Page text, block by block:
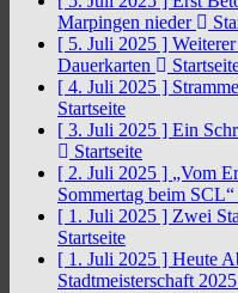
Marpingen nieder
[ 5. Juli 2025 ]
Dauerkarten
[ 4. Juli 2025 ]
Startseite
[ 3. Juli 2025 ] Ein
Startseite
[ 2. Juli 2025 ] „Vom
Sommertag beim SCL“
[ 1. Juli 2025 ] Zwei
Startseite
[ 1. Juli 2025 ] Heute
Stadtmeisterschaft 2025